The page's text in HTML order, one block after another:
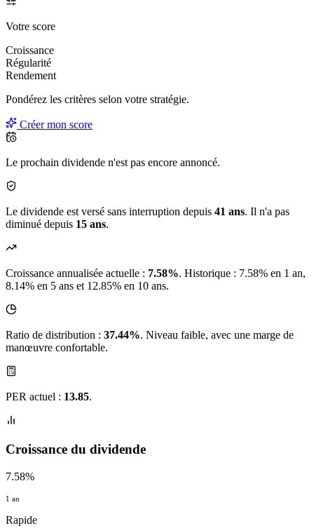
Votre score
Croissance
Régularité
Rendement
Pondérez les critères selon votre stratégie.
Créer mon score
Le prochain dividende n'est pas encore annoncé.
Le dividende est versé sans interruption depuis 41 ans. Il n'a pas
diminué depuis 15 ans.
Croissance annualisée actuelle : 7.58%. Historique : 7.58% en 1 an,
8.14% en 5 ans et 12.85% en 10 ans.
Ratio de distribution : 37.44%. Niveau faible, avec une marge de
manœuvre confortable.
PER actuel : 13.85.
Croissance du dividende
7.58%
1 an
Rapide